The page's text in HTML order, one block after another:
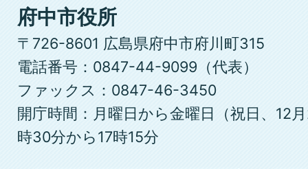
府
中
市
府中市役所
〒726-8601 広島県府中市府川町315
電話番号：0847-44-9099（代表）
ファックス：0847-46-3450
開庁時間：月曜日から金曜日（祝日、12
時30分から17時15分